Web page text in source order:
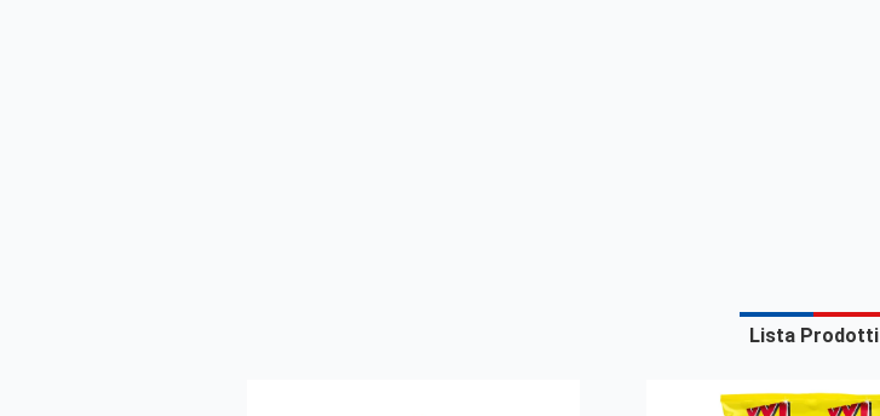
Lista Prodotti